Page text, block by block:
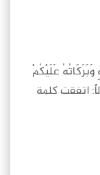
وَبَرَكَاتُهُ عَلَيْكُمْ
اتفقت كلمة